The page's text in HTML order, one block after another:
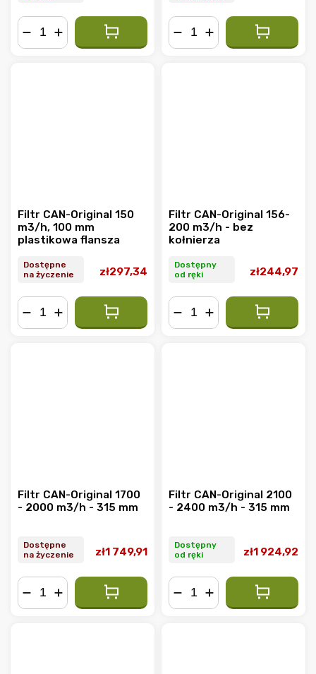
Filtr CAN-Original 150
m3/h, 100 mm
plastikowa flansza
Dostępne
na życzenie
zł297,34
Filtr CAN-Original 156-
200 m3/h - bez
kołnierza
Dostępny
od ręki
zł244,97
Filtr CAN-Original 1700
- 2000 m3/h - 315 mm
Dostępne
na życzenie
zł1 749,91
Filtr CAN-Original 2100
- 2400 m3/h - 315 mm
Dostępny
od ręki
zł1 924,92